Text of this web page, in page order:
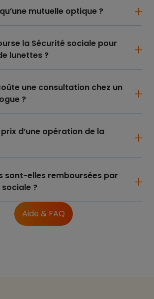
mutuelle optique ?
la Sécurité sociale pour
lunettes ?
une consultation chez un
?
d’une opération de la
sont-elles remboursées par
?
Aide & FAQ